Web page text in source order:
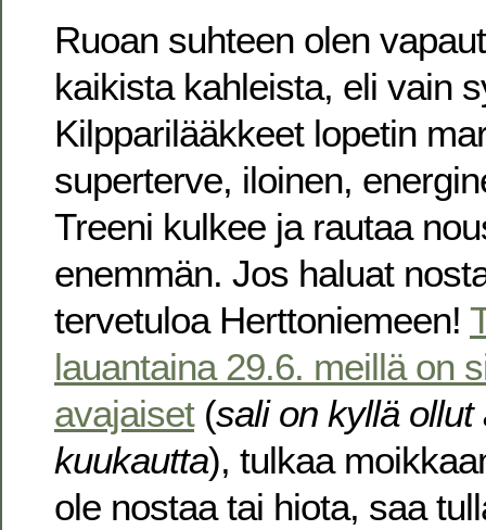
Ruoan suhteen olen
kaikista kahleista, eli vain
Kilpparilääkkeet lopetin
superterve, iloinen,
Treeni kulkee ja rautaa
enemmän. Jos haluat
tervetuloa Herttoniemeen!
lauantaina 29.6. meillä on
avajaiset(sali on kyllä
kuukautta), tulkaa
ole nostaa tai hiota, saa